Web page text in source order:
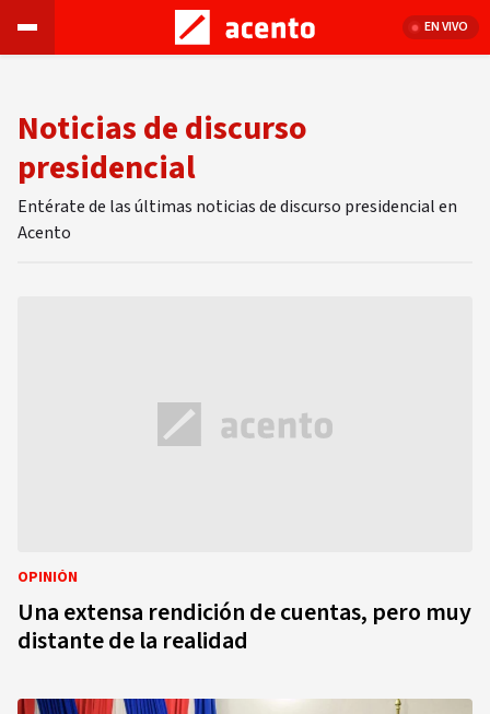
EN VIVO
Noticias de discurso
presidencial
Entérate de las últimas noticias de discurso presidencial en
Acento
OPINIÓN
Una extensa rendición de cuentas, pero muy
distante de la realidad